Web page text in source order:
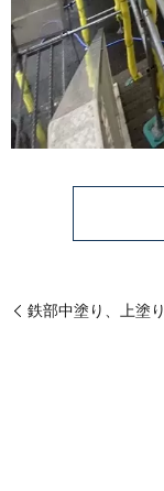
鉄部中塗り、上塗り